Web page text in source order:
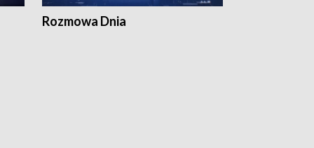
Rozmowa Dnia